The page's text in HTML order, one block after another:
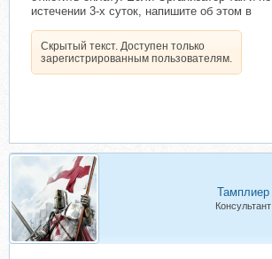
истечении 3-х суток, напишите об этом в
Скрытый текст. Доступен только
зарегистрированным пользователям.
Тамплиер
Консультант